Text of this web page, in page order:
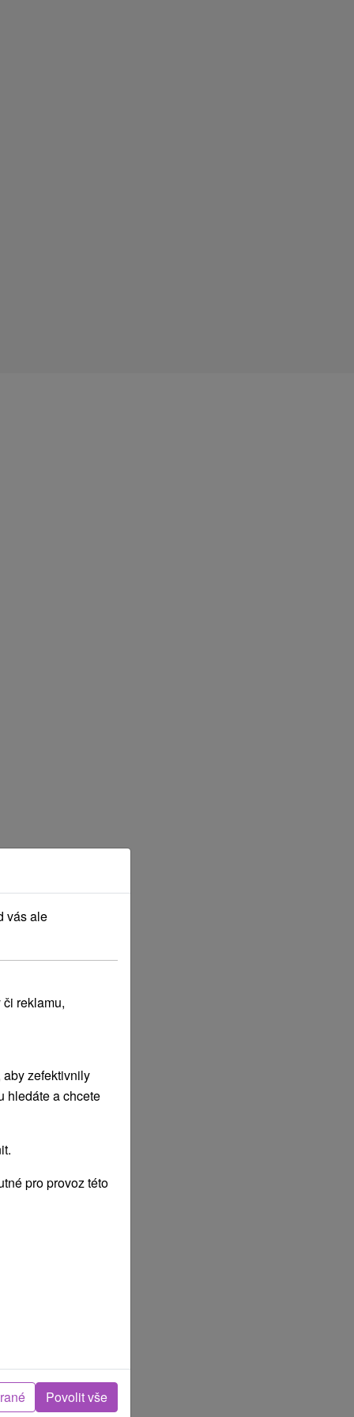
vás ale
reklamu,
zefektivnily
hledáte a chcete
pro provoz této
Povolit vše